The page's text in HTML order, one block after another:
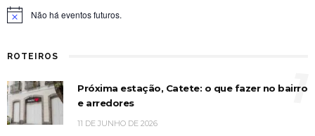
Notice Não há eventos futuros.
ROTEIROS
Próxima estação, Catete: o que fazer no bairro
e arredores
11 DE JUNHO DE 2026
1